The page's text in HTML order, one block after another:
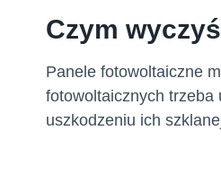
Czym
Panele fotowoltaiczne
fotowoltaicznych trzeba
uszkodzeniu ich